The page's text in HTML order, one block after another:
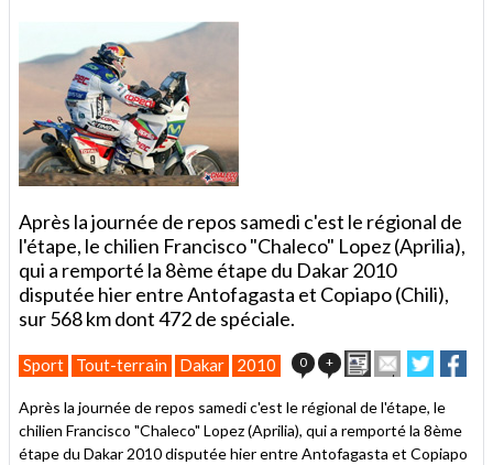
Après la journée de repos samedi c'est le régional de
l'étape, le chilien Francisco "Chaleco" Lopez (Aprilia),
qui a remporté la 8ème étape du Dakar 2010
disputée hier entre Antofagasta et Copiapo (Chili),
sur 568 km dont 472 de spéciale.
Sport Tout-terrain Dakar 2010 0 + ImprimerEnvoyer
cet
à
un
ami
Partager
sur
sur
Après la journée de repos samedi c'est le régional de l'étape, le
chilien Francisco "Chaleco" Lopez (Aprilia), qui a remporté la 8ème
étape du Dakar 2010 disputée hier entre Antofagasta et Copiapo